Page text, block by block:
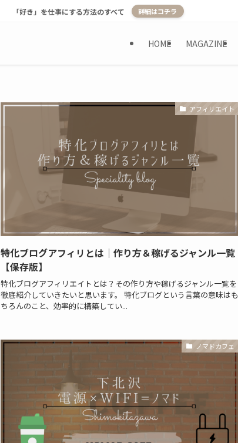
「好き」を仕事にする方法のすべて 詳細はコチラ
HOME MAGAZINE
アフィリエイト
特化ブログアフィリとは｜作り方＆稼げるジャンル一覧
【保存版】
特化ブログアフィリエイトとは？その作り方や稼げるジャンル一覧を
徹底紹介していきたいと思います。 特化ブログという言葉の意味はも
ちろんのこと、効率的に構築してい...
ノマドカフェ